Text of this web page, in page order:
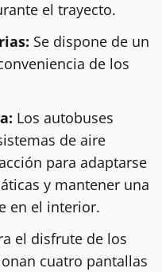
el trayecto.
Se dispone de un
de los
Los autobuses
de aire
para adaptarse
y mantener una
en el interior.
el disfrute de los
cuatro pantallas